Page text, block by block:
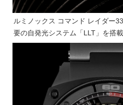
ルミノックス コマンド レイダー
要の自発光システム「LLT」を搭